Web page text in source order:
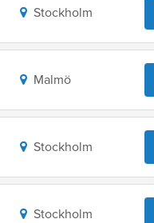
Stockholm
Malmö
Stockholm
Stockholm